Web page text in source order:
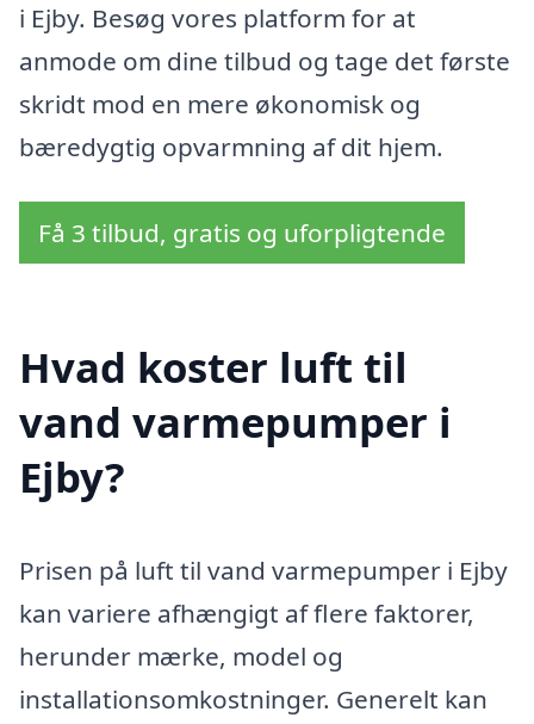
i Ejby. Besøg vores platform for at
anmode om dine tilbud og tage det første
skridt mod en mere økonomisk og
bæredygtig opvarmning af dit hjem.
Få 3 tilbud, gratis og uforpligtende
Hvad koster luft til
vand varmepumper i
Ejby?
Prisen på luft til vand varmepumper i Ejby
kan variere afhængigt af flere faktorer,
herunder mærke, model og
installationsomkostninger. Generelt kan